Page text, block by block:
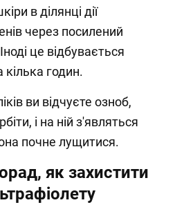
в ділянці дії
через посилений
це відбувається
кілька годин.
ви відчуєте озноб,
і на ній з'являться
почне лущитися.
як захистити